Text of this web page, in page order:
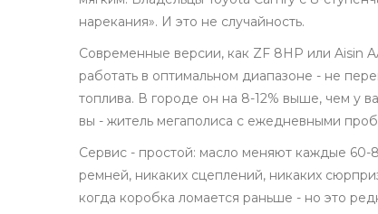
нарекания». И это не случайность.
Современные версии, как ZF 8HP или Aisin
работать в оптимальном диапазоне - не
топлива. В городе он на 8-12% выше, чем у
вы - житель мегаполиса с ежедневными
Сервис - простой: масло меняют каждые 60-
ремней, никаких сцеплений, никаких
когда коробка ломается раньше - но это